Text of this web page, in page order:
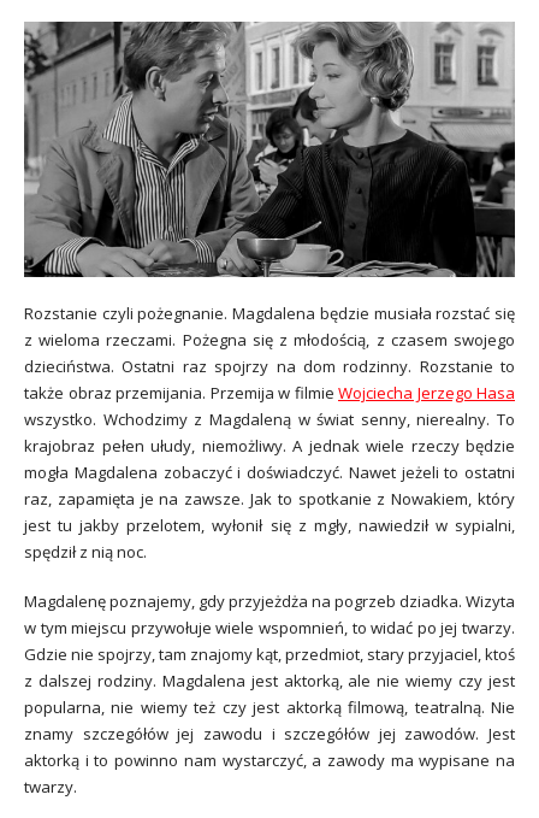
Rozstanie czyli pożegnanie. Magdalena będzie musiała rozstać się
z wieloma rzeczami. Pożegna się z młodością, z czasem swojego
dzieciństwa. Ostatni raz spojrzy na dom rodzinny. Rozstanie to
także obraz przemijania. Przemija w filmie Wojciecha Jerzego Hasa
wszystko. Wchodzimy z Magdaleną w świat senny, nierealny. To
krajobraz pełen ułudy, niemożliwy. A jednak wiele rzeczy będzie
mogła Magdalena zobaczyć i doświadczyć. Nawet jeżeli to ostatni
raz, zapamięta je na zawsze. Jak to spotkanie z Nowakiem, który
jest tu jakby przelotem, wyłonił się z mgły, nawiedził w sypialni,
spędził z nią noc.
Magdalenę poznajemy, gdy przyjeżdża na pogrzeb dziadka. Wizyta
w tym miejscu przywołuje wiele wspomnień, to widać po jej twarzy.
Gdzie nie spojrzy, tam znajomy kąt, przedmiot, stary przyjaciel, ktoś
z dalszej rodziny. Magdalena jest aktorką, ale nie wiemy czy jest
popularna, nie wiemy też czy jest aktorką filmową, teatralną. Nie
znamy szczegółów jej zawodu i szczegółów jej zawodów. Jest
aktorką i to powinno nam wystarczyć, a zawody ma wypisane na
twarzy.